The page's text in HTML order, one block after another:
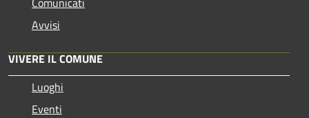
Avvisi
VIVERE IL COMUNE
Luoghi
Eventi